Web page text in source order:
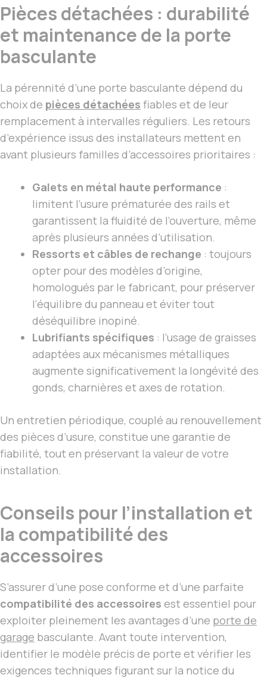
Pièces détachées : durabilité
et maintenance de la porte
basculante
La pérennité d’une porte basculante dépend du
choix de pièces détachées fiables et de leur
remplacement à intervalles réguliers. Les retours
d’expérience issus des installateurs mettent en
avant plusieurs familles d’accessoires prioritaires :
Galets en métal haute performance :
limitent l’usure prématurée des rails et
garantissent la fluidité de l’ouverture, même
après plusieurs années d’utilisation.
Ressorts et câbles de rechange : toujours
opter pour des modèles d’origine,
homologués par le fabricant, pour préserver
l’équilibre du panneau et éviter tout
déséquilibre inopiné.
Lubrifiants spécifiques : l’usage de graisses
adaptées aux mécanismes métalliques
augmente significativement la longévité des
gonds, charnières et axes de rotation.
Un entretien périodique, couplé au renouvellement
des pièces d’usure, constitue une garantie de
fiabilité, tout en préservant la valeur de votre
installation.
Conseils pour l’installation et
la compatibilité des
accessoires
S’assurer d’une pose conforme et d’une parfaite
compatibilité des accessoires est essentiel pour
exploiter pleinement les avantages d’une porte de
garage basculante. Avant toute intervention,
identifier le modèle précis de porte et vérifier les
exigences techniques figurant sur la notice du